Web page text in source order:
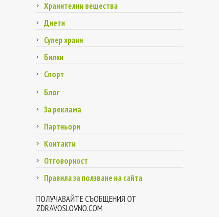
Хранителни вещества
Диети
Супер храни
Билки
Спорт
Блог
За реклама
Партньори
Контакти
Отговорност
Правила за ползване на сайта
ПОЛУЧАВАЙТЕ СЪОБЩЕНИЯ ОТ
ZDRAVOSLOVNO.COM